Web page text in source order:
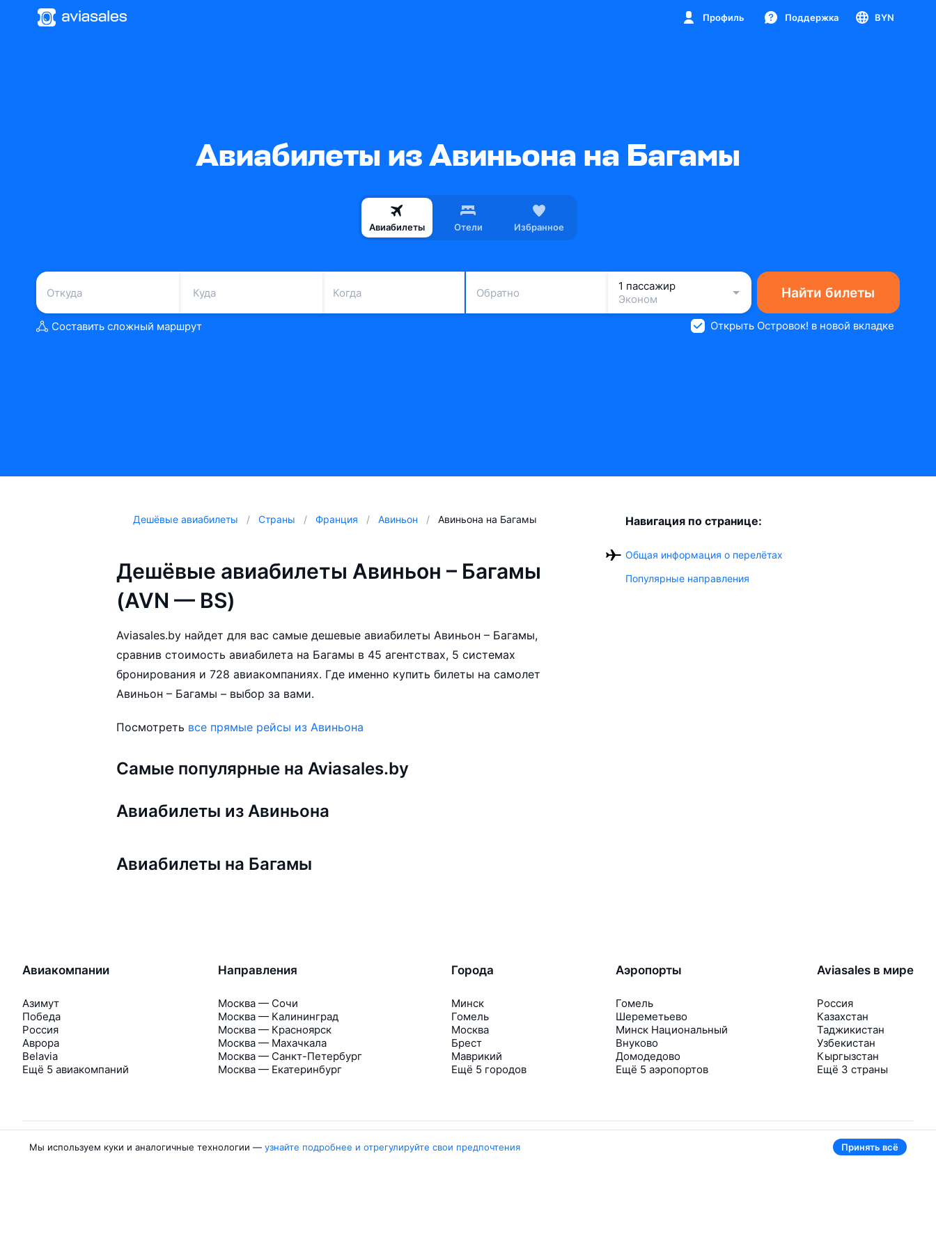
Профиль Поддержка BYN
Авиабилеты из Авиньона на Багамы
Авиабилеты Отели Избранное
Когда Обратно
1 пассажир
Эконом
Найти билеты
Составить сложный маршрут Открыть Островок! в новой вкладке
Дешёвые авиабилеты Страны Франция Авиньон Авиньона на Багамы
Дешёвые авиабилеты Авиньон – Багамы
(AVN — BS)
Aviasales.by найдет для вас самые дешевые авиабилеты Авиньон – Багамы,
сравнив стоимость авиабилета на Багамы в 45 агентствах, 5 системах
бронирования и 728 авиакомпаниях. Где именно купить билеты на самолет
Авиньон – Багамы – выбор за вами.
Посмотреть все прямые рейсы из Авиньона
Самые популярные на Aviasales.by
Авиабилеты из Авиньона
Авиабилеты на Багамы
Навигация по странице:
Общая информация о перелётах
Популярные направления
Авиакомпании
Азимут
Победа
Россия
Аврора
Belavia
Ещё 5 авиакомпаний
Направления
Москва — Сочи
Москва — Калининград
Москва — Красноярск
Москва — Махачкала
Москва — Санкт-Петербург
Москва — Екатеринбург
Города
Минск
Гомель
Москва
Брест
Маврикий
Ещё 5 городов
Аэропорты
Гомель
Шереметьево
Минск Национальный
Внуково
Домодедово
Ещё 5 аэропортов
Aviasales в мире
Россия
Казахстан
Таджикистан
Узбекистан
Кыргызстан
Ещё 3 страны
Мы используем куки и аналогичные технологии — узнайте подробнее и отрегулируйте свои предпочтения Принять всё